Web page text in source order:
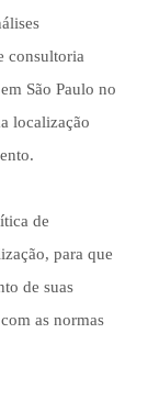
consultoria
São Paulo no
localização
de
para que
de suas
as normas